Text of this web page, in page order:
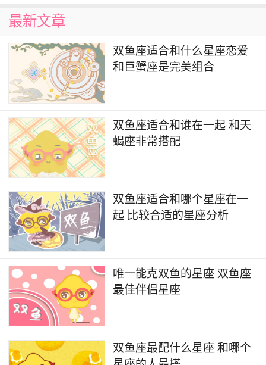
最新文章
双鱼座适合和什么星座恋爱
和巨蟹座是完美组合
双鱼座适合和谁在一起 和天
蝎座非常搭配
双鱼座适合和哪个星座在一
起 比较合适的星座分析
唯一能克双鱼的星座 双鱼座
最佳伴侣星座
双鱼座最配什么星座 和哪个